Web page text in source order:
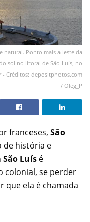
natural. Ponto mais a leste da
sol no litoral de São Luís, no
- Créditos: depositphotos.com
/ Oleg_P
franceses, São
de história e
Luís é
colonial, se perder
que ela é chamada